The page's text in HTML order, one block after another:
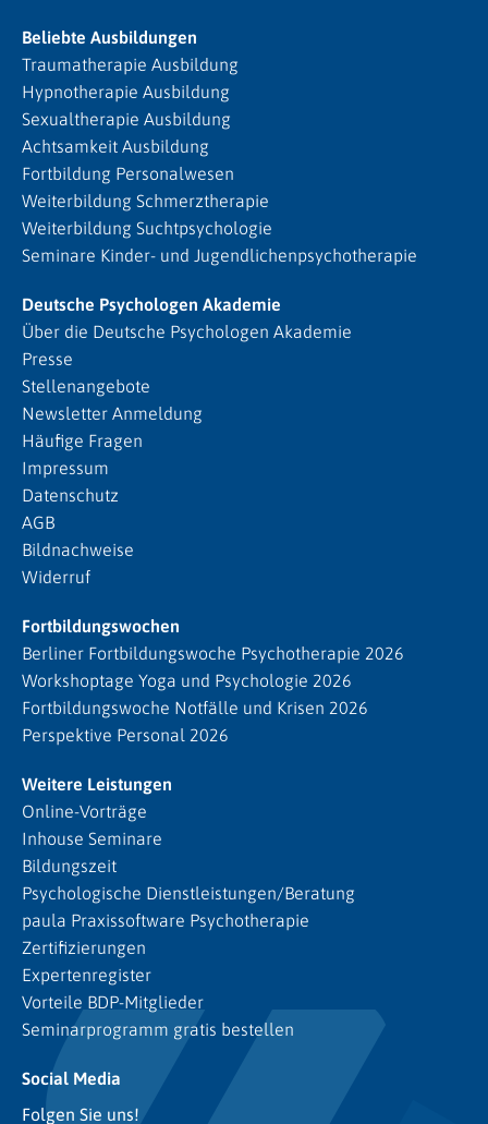
Beliebte Ausbildungen
Traumatherapie Ausbildung
Hypnotherapie Ausbildung
Sexualtherapie Ausbildung
Achtsamkeit Ausbildung
Fortbildung Personalwesen
Weiterbildung Schmerztherapie
Weiterbildung Suchtpsychologie
Seminare Kinder- und Jugendlichenpsychotherapie
Deutsche Psychologen Akademie
Über die Deutsche Psychologen Akademie
Presse
Stellenangebote
Newsletter Anmeldung
Häufige Fragen
Impressum
Datenschutz
AGB
Bildnachweise
Widerruf
Fortbildungswochen
Berliner Fortbildungswoche Psychotherapie 2026
Workshoptage Yoga und Psychologie 2026
Fortbildungswoche Notfälle und Krisen 2026
Perspektive Personal 2026
Weitere Leistungen
Online-Vorträge
Inhouse Seminare
Bildungszeit
Psychologische Dienstleistungen/Beratung
paula Praxissoftware Psychotherapie
Zertifizierungen
Expertenregister
Vorteile BDP-Mitglieder
Seminarprogramm gratis bestellen
Social Media
Folgen Sie uns!